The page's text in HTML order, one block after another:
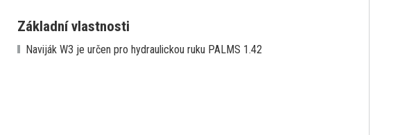
Základní vlastnosti
Naviják W3 je určen pro hydraulickou ruku PALMS 1.42